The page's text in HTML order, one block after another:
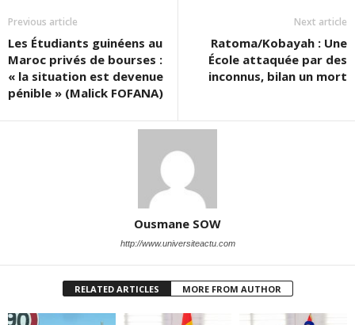
Previous article
Les Étudiants guinéens au
Maroc privés de bourses :
« la situation est devenue
pénible » (Malick FOFANA)
Next article
Ratoma/Kobayah : Une
École attaquée par des
inconnus, bilan un mort
Ousmane SOW
http://www.universiteactu.com
RELATED ARTICLES MORE FROM AUTHOR